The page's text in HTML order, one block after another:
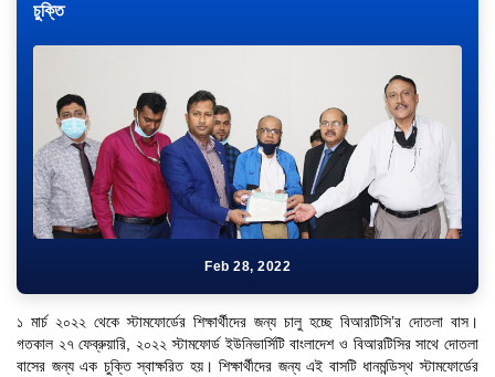
চুক্তি
Feb 28, 2022
১ মার্চ ২০২২ থেকে স্টামফোর্ডের শিক্ষার্থীদের জন্য চালু হচ্ছে বিআরটিসি’র দোতলা বাস।
গতকাল ২৭ ফেব্রুয়ারি, ২০২২ স্টামফোর্ড ইউনিভার্সিটি বাংলাদেশ ও বিআরটিসির সাথে দোতলা
বাসের জন্য এক চুক্তি স্বাক্ষরিত হয়। শিক্ষার্থীদের জন্য এই বাসটি ধানমন্ডিস্থ স্টামফোর্ডের